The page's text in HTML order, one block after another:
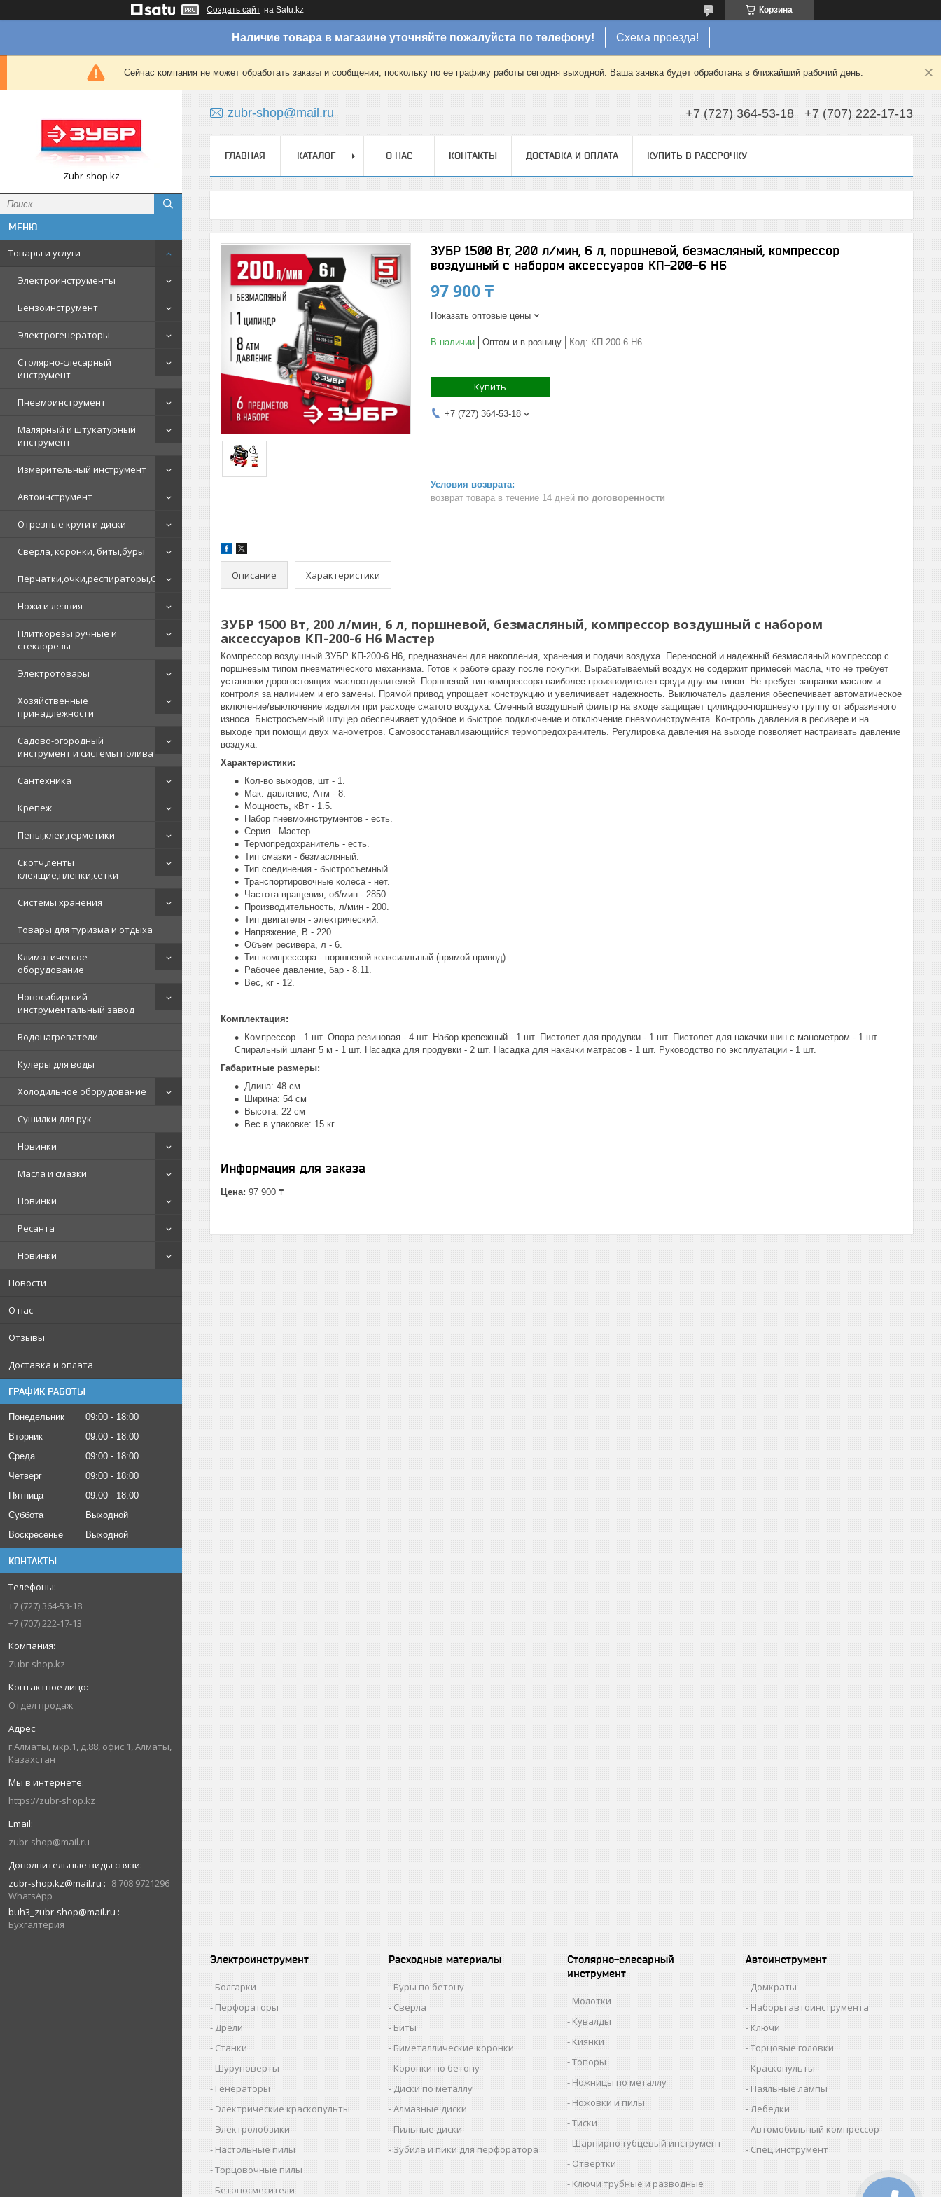
Создать сайт на Satu.kz Корзина
Наличие товара в магазине уточняйте пожалуйста по телефону! Схема проезда!
Сейчас компания не может обработать заказы и сообщения, поскольку по ее графику работы сегодня выходной. Ваша заявка будет обработана в ближайший рабочий день.
Zubr-shop.kz
Товары и услуги
Электроинструменты
Бензоинструмент
Электрогенераторы
Столярно-слесарный
инструмент
Пневмоинструмент
Малярный и штукатурный
инструмент
Измерительный инструмент
Автоинструмент
Отрезные круги и диски
Сверла, коронки, биты,буры
Перчатки,очки,респираторы,СИЗ
Ножи и лезвия
Плиткорезы ручные и
стеклорезы
Электротовары
Хозяйственные
принадлежности
Садово-огородный
инструмент и системы полива
Сантехника
Крепеж
Пены,клеи,герметики
Скотч,ленты
клеящие,пленки,сетки
Системы хранения
Товары для туризма и отдыха
Климатическое
оборудование
Новосибирский
инструментальный завод
Водонагреватели
Кулеры для воды
Холодильное оборудование
Сушилки для рук
Новинки
Масла и смазки
Новинки
Ресанта
Новинки
Новости
О нас
Отзывы
Доставка и оплата
ГРАФИК РАБОТЫ
Понедельник 09:00
18:00
Вторник
09:00
18:00
Среда
09:00
18:00
Четверг
09:00
18:00
Пятница
09:00
18:00
Суббота
Выходной
Воскресенье
Выходной
КОНТАКТЫ
+7 (727) 364-53-18
+7 (707) 222-17-13
Zubr-shop.kz
Отдел продаж
г.Алматы, мкр.1, д.88, офис 1, Алматы,
Казахстан
https://zubr-shop.kz
zubr-shop@mail.ru
zubr-shop.kz@mail.ru
8 708 9721296
WhatsApp
buh3_zubr-shop@mail.ru
Бухгалтерия
zubr-shop@mail.ru +7 (727) 364-53-18 +7 (707) 222-17-13
ГЛАВНАЯ КАТАЛОГ О НАС КОНТАКТЫ ДОСТАВКА И ОПЛАТА КУПИТЬ В РАССРОЧКУ
ЗУБР 1500 Вт, 200 л/мин, 6 л, поршневой, безмасляный, компрессор
воздушный с набором аксессуаров КП-200-6 Н6
97 900 ₸
Показать оптовые цены
В наличии Оптом и в розницу Код: КП-200-6 Н6
Купить
+7 (727) 364-53-18
возврат товара в течение 14 дней по договоренности
Описание Характеристики
ЗУБР 1500 Вт, 200 л/мин, 6 л, поршневой, безмасляный, компрессор воздушный с набором
аксессуаров КП-200-6 Н6 Мастер
Компрессор воздушный ЗУБР КП-200-6 Н6, предназначен для накопления, хранения и подачи воздуха. Переносной и надежный безмасляный компрессор с
поршневым типом пневматического механизма. Готов к работе сразу после покупки. Вырабатываемый воздух не содержит примесей масла, что не требует
установки дорогостоящих маслоотделителей. Поршневой тип компрессора наиболее производителен среди другим типов. Не требует заправки маслом и
контроля за наличием и его замены. Прямой привод упрощает конструкцию и увеличивает надежность. Выключатель давления обеспечивает автоматическое
включение/выключение изделия при расходе сжатого воздуха. Сменный воздушный фильтр на входе защищает цилиндро-поршневую группу от абразивного
износа. Быстросъемный штуцер обеспечивает удобное и быстрое подключение и отключение пневмоинструмента. Контроль давления в ресивере и на
выходе при помощи двух манометров. Самовосстанавливающийся термопредохранитель. Регулировка давления на выходе позволяет настраивать давление
воздуха.
Характеристики:
Кол-во выходов, шт - 1.
Мак. давление, Атм - 8.
Мощность, кВт - 1.5.
Набор пневмоинструментов - есть.
Серия - Мастер.
Термопредохранитель - есть.
Тип смазки - безмасляный.
Тип соединения - быстросъемный.
Транспортировочные колеса - нет.
Частота вращения, об/мин - 2850.
Производительность, л/мин - 200.
Тип двигателя - электрический.
Напряжение, В - 220.
Объем ресивера, л - 6.
Тип компрессора - поршневой коаксиальный (прямой привод).
Рабочее давление, бар - 8.11.
Вес, кг - 12.
Комплектация:
Компрессор - 1 шт. Опора резиновая - 4 шт. Набор крепежный - 1 шт. Пистолет для продувки - 1 шт. Пистолет для накачки шин с манометром - 1 шт.
Спиральный шланг 5 м - 1 шт. Насадка для продувки - 2 шт. Насадка для накачки матрасов - 1 шт. Руководство по эксплуатации - 1 шт.
Габаритные размеры:
Длина: 48 см
Ширина: 54 см
Высота: 22 см
Вес в упаковке: 15 кг
Информация для заказа
Цена: 97 900 ₸
Электроинструмент
Болгарки
Перфораторы
Дрели
Станки
Шуруповерты
Генераторы
Электрические краскопульты
Электролобзики
Настольные пилы
Торцовочные пилы
Бетоносмесители
Расходные материалы
Буры по бетону
Сверла
Биты
Биметаллические коронки
Коронки по бетону
Диски по металлу
Алмазные диски
Пильные диски
Зубила и пики для перфоратора
Столярно-слесарный
инструмент
Молотки
Кувалды
Киянки
Топоры
Ножницы по металлу
Ножовки и пилы
Тиски
Шарнирно-губцевый инструмент
Отвертки
Ключи трубные и разводные
Автоинструмент
Домкраты
Наборы автоинструмента
Ключи
Торцовые головки
Краскопульты
Паяльные лампы
Лебедки
Автомобильный компрессор
Спец.инструмент